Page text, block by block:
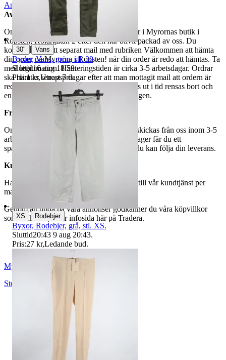
Avhämtning
Om du väljer avhämtning hämtas din order i Myrornas butik i
Ropsten, Kolargatan 2 efter den har blivit packad av oss. Du
kommer att få ett separat mail med rubriken Välkommen att hämta
din order på Myrorna i Ropsten! när din order är redo att hämtas. Ta
med legitimation. Hanteringstiden är cirka 3-5 arbetsdagar. Ordrar
ska hämtas senast 7 dagar efter att man mottagit mail att ordern är
redo för avhämtning. Ordrar som ej hämtas ut i tid rensas bort och
en avgift på 84 kr dras av från återbetalningen.
Frakt
Om du har valt frakt kommer din vara att skickas från oss inom 3-5
arbetsdagar. När din vara har lämnat vårt lager får du ett
spårningsnummer av DSV inom kort där du kan följa din leverans.
Kundservice
Har du frågor eller funderingar hör av dig till vår kundtjänst per
mail:
webbshop@myrorna.se
Genom att buda på våra annonser godkänner du våra köpvillkor
som du hittar på vår infosida här på Tradera.
Anmäl Sälj liknande
Myrorna
Stockholm
30" | Vans
Byxor, Vans, grön, stl. 30
Sluttid16 aug 18:59.
Pris:1 kr,Utropspris.
XS | Rodebjer
Byxor, Rodebjer, grå, stl. XS.
Sluttid20:43 9 aug 20:43.
Pris:27 kr,Ledande bud.